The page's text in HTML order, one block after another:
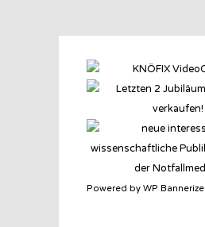
Powered by WP Bannerize